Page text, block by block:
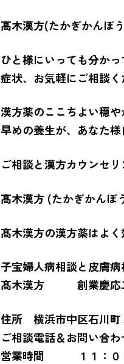
髙木漢方(たかぎかんぽ
ひと様にいっても分か
症状、お気軽にご相談く
漢方薬のここちよい穏や
早めの養生が、あなた様
ご相談と漢方カウンセリ
髙木漢方 (たかぎかんぽ
髙木漢方の漢方薬はよく
子宝婦人病相談と皮膚
髙木漢方 創業慶応
住所 横浜市中区石川町
ご相談電話＆お問い合
営業時間 １１：００